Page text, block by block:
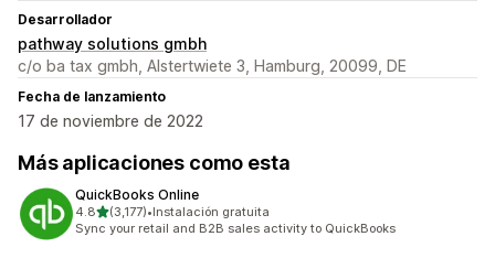
Desarrollador
pathway solutions gmbh
c/o ba tax gmbh, Alstertwiete 3, Hamburg, 20099, DE
Fecha de lanzamiento
17 de noviembre de 2022
Más aplicaciones como esta
QuickBooks Online
4.8de 5 estrellas
(3,177)
3177 reseñas en total
•Instalación gratuita
Sync your retail and B2B sales activity to QuickBooks